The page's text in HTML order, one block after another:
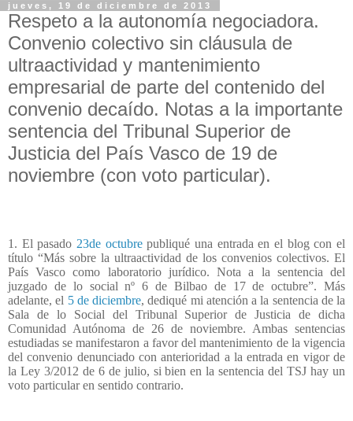
jueves, 19 de diciembre de 2013
Respeto a la autonomía negociadora.
Convenio colectivo sin cláusula de
ultraactividad y mantenimiento
empresarial de parte del contenido del
convenio decaído. Notas a la importante
sentencia del Tribunal Superior de
Justicia del País Vasco de 19 de
noviembre (con voto particular).
1. El pasado 23de octubrepubliqué una entrada en el blog con el
título “Más sobre la ultraactividad de los convenios colectivos. El
País Vasco como laboratorio jurídico. Nota a la sentencia del
juzgado de lo social nº 6 de Bilbao de 17 de octubre”. Más
adelante, el 5 de diciembre, dediqué mi atención a la sentencia de la
Sala de lo Social del Tribunal Superior de Justicia de dicha
Comunidad Autónoma de 26 de noviembre. Ambas sentencias
estudiadas se manifestaron a favor del mantenimiento de la vigencia
del convenio denunciado con anterioridad a la entrada en vigor de
la Ley 3/2012 de 6 de julio, si bien en la sentencia del TSJ hay un
voto particular en sentido contrario.